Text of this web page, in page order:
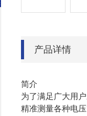
产品详情
简介
为了满足广大用
精准测量各种电